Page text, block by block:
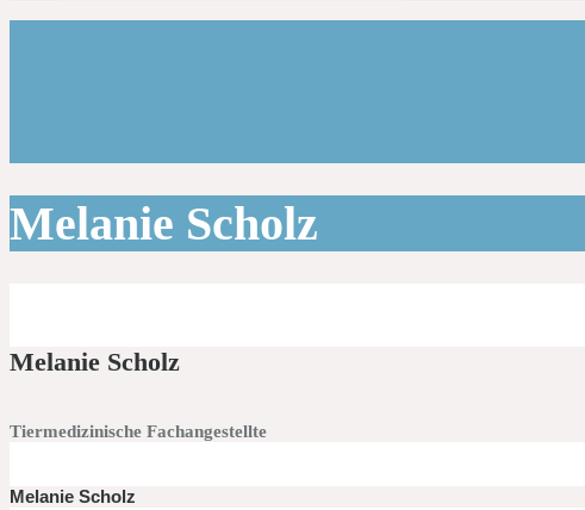
Melanie Scholz
Melanie Scholz
Tiermedizinische Fachangestellte
Melanie Scholz